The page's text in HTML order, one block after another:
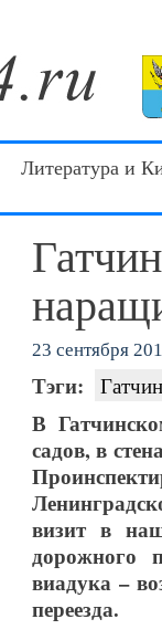
Литература и
23 сентября
Тэги:
В
садов, в
визит в
дорожного
виадука –
переезда.